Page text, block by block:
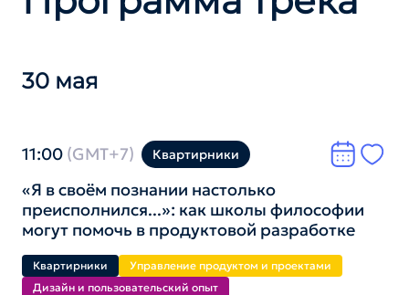
30 мая
11:00 (GMT+7) Квартирники
«Я в своём познании настолько
преисполнился...»: как школы философии
могут помочь в продуктовой разработке
Квартирники
Управление продуктом и проектами
Дизайн и пользователь­ский опыт